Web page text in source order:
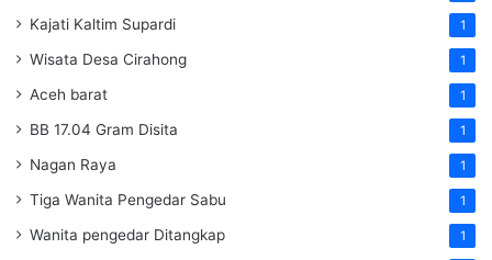
Kajati Kaltim Supardi 1
Wisata Desa Cirahong 1
Aceh barat 1
BB 17.04 Gram Disita 1
Nagan Raya 1
Tiga Wanita Pengedar Sabu 1
Wanita pengedar Ditangkap 1